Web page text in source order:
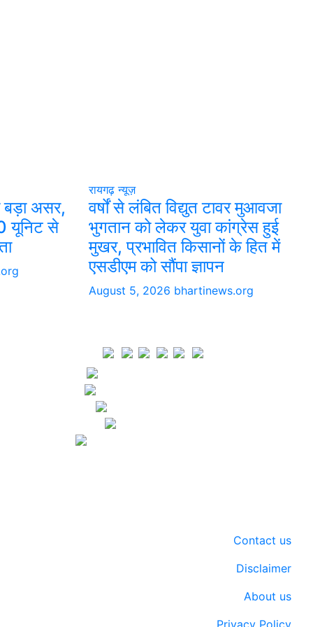
बड़ा असर,
यूनिट से
रायगढ़ न्यूज़
वर्षों से लंबित विद्युत टावर मुआवजा
भुगतान को लेकर युवा कांग्रेस हुई
मुखर, प्रभावित किसानों के हित में
एसडीएम को सौंपा ज्ञापन
August 5, 2026 bhartinews.org
Users This Month : 221
Total views : 73845
Contact us
Disclaimer
About us
Privacy Policy